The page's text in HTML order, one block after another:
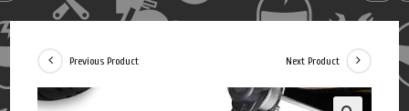
Previous Product Next Product